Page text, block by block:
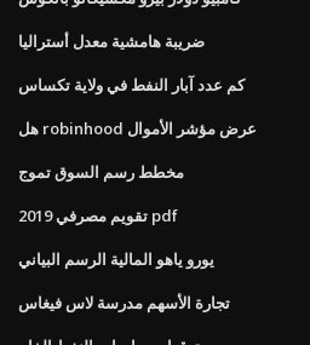
ضريبة هامشية معدل أستراليا
كم عدد آبار النفط في ولاية تكساس
هل robinhood عرض مؤشر الأموال
مخطط رسم السوق تموج
تقويم مصرفي 2019 pdf
يورو ياهو المالية الرسم البياني
تجارة الأسهم مدرسة لاس فيغاس